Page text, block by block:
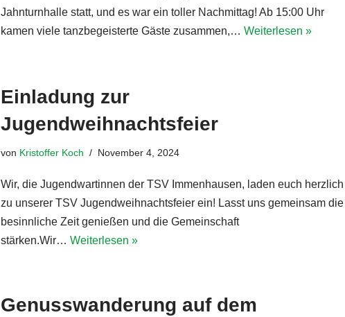
Jahnturnhalle statt, und es war ein toller Nachmittag! Ab 15:00 Uhr
kamen viele tanzbegeisterte Gäste zusammen,…Weiterlesen »
Einladung zur
Jugendweihnachtsfeier
von Kristoffer Koch November 4, 2024
Wir, die Jugendwartinnen der TSV Immenhausen, laden euch herzlich
zu unserer TSV Jugendweihnachtsfeier ein! Lasst uns gemeinsam die
besinnliche Zeit genießen und die Gemeinschaft
stärken.Wir…Weiterlesen »
Genusswanderung auf dem